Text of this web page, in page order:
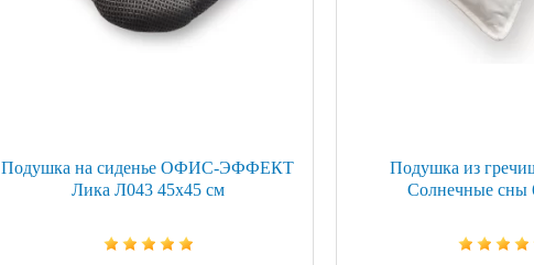
Подушка на сиденье ОФИС-ЭФФЕКТ
Лика Л043 45х45 см
Подушка из
Солнечные сны